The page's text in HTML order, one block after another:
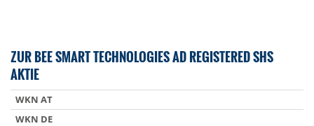
ZUR BEE SMART TECHNOLOGIES AD REGISTERED SHS
AKTIE
WKN AT
WKN DE